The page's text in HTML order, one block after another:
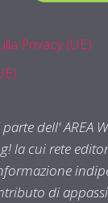
Privacy (UE)
dell' AREA
la cui rete
di